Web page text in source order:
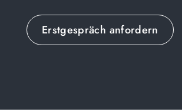
Erstgespräch anfordern